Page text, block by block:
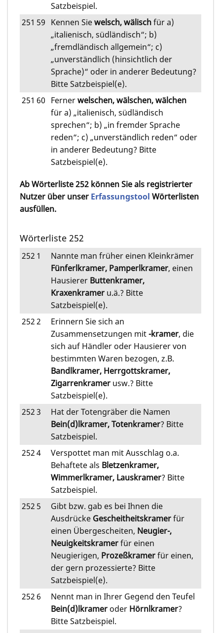
Satzbeispiel.
251 59 Kennen Siewelsch, wälischfür a)
„italienisch, südländisch“; b)
„fremdländisch allgemein“; c)
„unverständlich (hinsichtlich der
Sprache)“ oder in anderer Bedeutung?
Bitte Satzbeispiel(e).
251 60 Fernerwelschen, wälschen, wälchen
für a) „italienisch, südländisch
sprechen“; b) „in fremder Sprache
reden“; c) „unverständlich reden“ oder
in anderer Bedeutung? Bitte
Satzbeispiel(e).
Ab Wörterliste 252 können Sie als registrierter
Nutzer über unser Erfassungstool Wörterlisten
ausfüllen.
Wörterliste 252
252 1
Nannte man früher einen Kleinkrämer
Fünferlkramer, Pamperlkramer, einen
Hausierer Buttenkramer,
Kraxenkramer u.ä.? Bitte
Satzbeispiel(e).
2522
Erinnern Sie sich an
Zusammensetzungen mit-kramer, die
sich auf Händler oder Hausierer von
bestimmten Waren bezogen, z.B.
Bandlkramer, Herrgottskramer,
Zigarrenkramer usw.? Bitte
Satzbeispiel(e).
2523
Hat der Totengräber die Namen
Bein(d)lkramer, Totenkramer? Bitte
Satzbeispiel.
2524
Verspottet man mit Ausschlag o.a.
Behaftete als Bletzenkramer,
Wimmerlkramer, Lauskramer? Bitte
Satzbeispiel.
252 5
Gibt bzw. gab es bei Ihnen die
Ausdrücke Gescheitheitskramerfür
einen Übergescheiten, Neugier-,
Neuigkeitskramerfür einen
Neugierigen, Prozeßkramerfür einen,
der gern prozessierte? Bitte
Satzbeispiel(e).
252 6
Nennt man in Ihrer Gegend den Teufel
Bein(d)lkramer oder Hörnlkramer?
Bitte Satzbeispiel.